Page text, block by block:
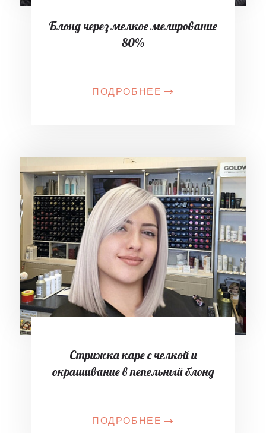
Блонд через мелкое мелирование
80%
ПОДРОБНЕЕ
Стрижка каре с челкой и
окрашивание в пепельный блонд
ПОДРОБНЕЕ